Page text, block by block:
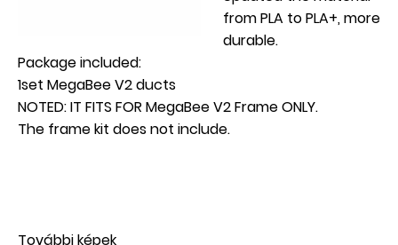
from PLA to PLA+, more
durable.
Package included:
1set MegaBee V2 ducts
NOTED: IT FITS FOR MegaBee V2 Frame ONLY.
The frame kit does not include.
További képek